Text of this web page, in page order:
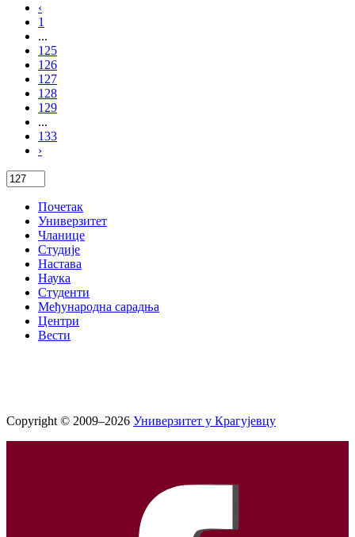
‹
1
...
125
126
127
128
129
...
133
›
Почетак
Универзитет
Чланице
Студије
Настава
Наука
Студенти
Међународна сарадња
Центри
Вести
Copyright © 2009–2026 Универзитет у Крагујевцу